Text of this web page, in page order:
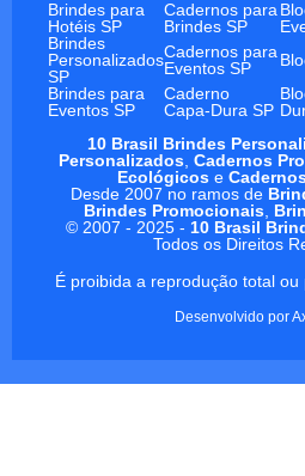
Brindes para
Hotéis SP
Cadernos para
Brindes SP
Brindes
Personalizados
SP
Cadernos para
Eventos SP
Brindes para
Eventos SP
Caderno
Capa-Dura SP
10 Brasil Brindes
Personalizados, Cadernos
Ecológicos e
Desde 2007 no ramos de
Brindes Promocionais,
© 2007 - 2025 - 10 Brasil
Todos os Direitos
É proibida a reprodução total
Desenvolvido por